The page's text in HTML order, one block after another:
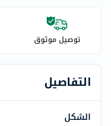
توصيل موثوق
التفاصيل
الشكل